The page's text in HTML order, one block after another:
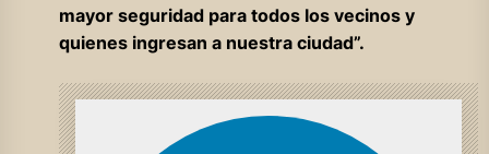
mayor seguridad para todos los vecinos y
quienes ingresan a nuestra ciudad”.